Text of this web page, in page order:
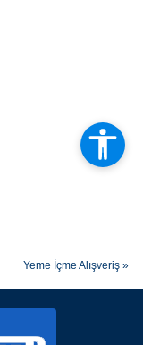
Yeme İçme Alışveriş »